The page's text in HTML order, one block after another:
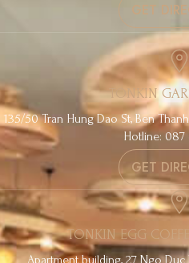
GET
TONKIN
135/50 Tran Hung Dao St, Ben
Hotline: 087
GET
TONKIN EGG
Apartment building, 27 Ngo